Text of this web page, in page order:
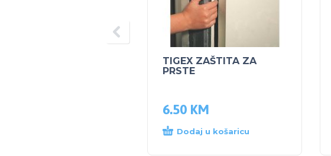
TIGEX ZAŠTITA ZA
PRSTE
6.50 KM
Dodaj u košaricu